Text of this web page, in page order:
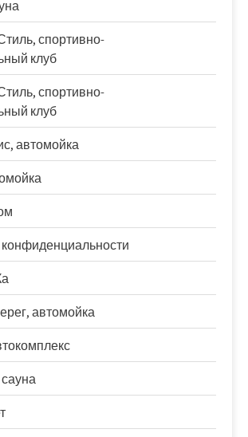
спортивно-
клуб
спортивно-
клуб
автомойка
автомойка